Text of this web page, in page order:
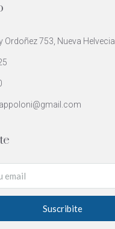
Ordoñez 753, Nueva Helvecia
Suscribite